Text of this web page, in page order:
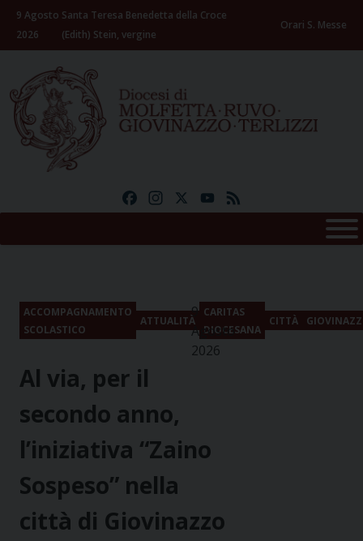
Skip
content
9 Agosto
2026
Santa Teresa Benedetta della Croce
(Edith) Stein, vergine
Orari S. Messe
FacebookInstagramYouTube
ACCOMPAGNAMENTO
SCOLASTICO
ATTUALITÀ
CARITAS
DIOCESANA
CITTÀ
9
Agosto
2026
Al via, per il
secondo anno,
l’iniziativa “Zaino
Sospeso” nella
città di Giovinazzo